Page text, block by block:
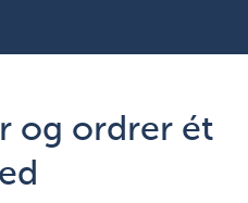
og ordrer ét